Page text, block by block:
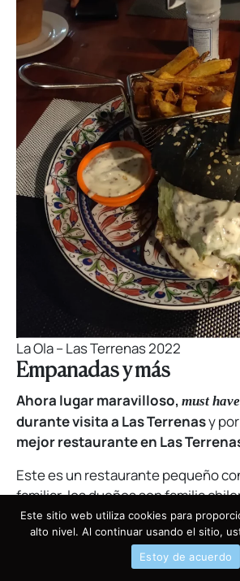
La Ola – Las Terrenas 2022
Empanadas y más
Ahora lugar maravilloso, must have
durante visita a Las Terrenasy
mejor restaurante en Las
Este es un restaurante pequeño
familiar, los dueños son familia
Este sitio web utiliza cookies para
alto nivel. Al continuar usando el sitio,
Estoy de acuerdo